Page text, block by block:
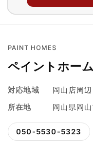
PAINT HOMES
ペイントホー
対応地域
岡山店周辺
所在地
岡山県岡
050-5530-5323